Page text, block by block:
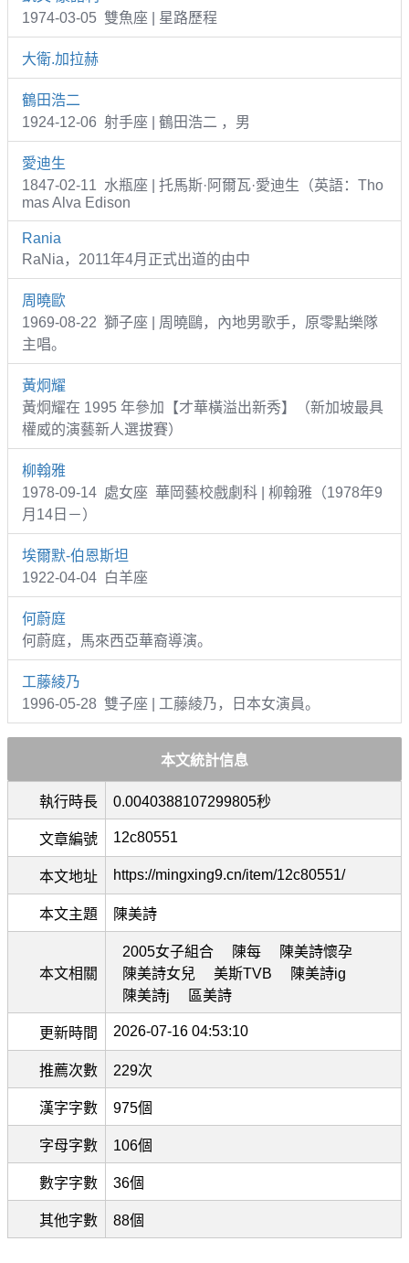
1974-03-05 雙魚座 | 星路歷程
大衛.加拉赫
鶴田浩二
1924-12-06 射手座 | 鶴田浩二 ，男
愛迪生
1847-02-11 水瓶座 | 托馬斯·阿爾瓦·愛迪生（英語：Tho
mas Alva Edison
Rania
RaNia，2011年4月正式出道的由中
周曉歐
1969-08-22 獅子座 | 周曉鷗，內地男歌手，原零點樂隊
主唱。
黃炯耀
黃炯耀在 1995 年參加【才華橫溢出新秀】（新加坡最具
權威的演藝新人選拔賽）
柳翰雅
1978-09-14 處女座 華岡藝校戲劇科 | 柳翰雅（1978年9
月14日－）
埃爾默-伯恩斯坦
1922-04-04 白羊座
何蔚庭
何蔚庭，馬來西亞華裔導演。
工藤綾乃
1996-05-28 雙子座 | 工藤綾乃，日本女演員。
本文統計信息
執行時長 0.0040388107299805秒
文章編號 12c80551
本文地址 https://mingxing9.cn/item/12c80551/
本文主題 陳美詩
本文相關
2005女子組合 陳每
陳美詩懷孕
陳美詩女兒
美斯TVB
陳美詩ig
陳美詩j
區美詩
更新時間 2026-07-16 04:53:10
推薦次數 229次
漢字字數 975個
字母字數 106個
數字字數 36個
其他字數 88個